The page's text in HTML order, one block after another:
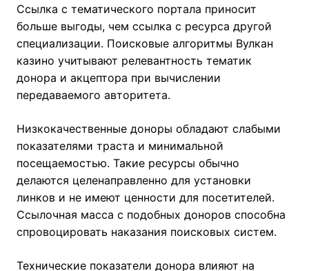
Ссылка с тематического портала приносит
больше выгоды, чем ссылка с ресурса другой
специализации. Поисковые алгоритмы Вулкан
казино учитывают релевантность тематик
донора и акцептора при вычислении
передаваемого авторитета.
Низкокачественные доноры обладают слабыми
показателями траста и минимальной
посещаемостью. Такие ресурсы обычно
делаются целенаправленно для установки
линков и не имеют ценности для посетителей.
Ссылочная масса с подобных доноров способна
спровоцировать наказания поисковых систем.
Технические показатели донора влияют на